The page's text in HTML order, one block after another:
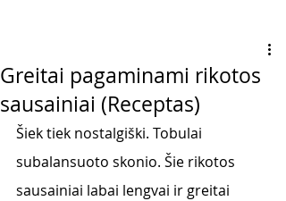
Greitai pagaminami rikotos
sausainiai (Receptas)
Šiek tiek nostalgiški. Tobulai
subalansuoto skonio. Šie rikotos
sausainiai labai lengvai ir greitai